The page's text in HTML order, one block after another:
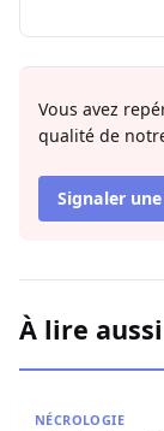
Vous avez
qualité de
Signaler
À lire aussi
NÉCROLOGIE